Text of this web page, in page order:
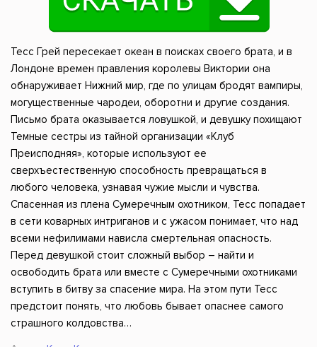
Тесс Грей пересекает океан в поисках своего брата, и в
Лондоне времен правления королевы Виктории она
обнаруживает Нижний мир, где по улицам бродят вампиры,
могущественные чародеи, оборотни и другие создания.
Письмо брата оказывается ловушкой, и девушку похищают
Темные сестры из тайной организации «Клуб
Преисподняя», которые используют ее
сверхъестественную способность превращаться в
любого человека, узнавая чужие мысли и чувства.
Спасенная из плена Сумеречным охотником, Тесс попадает
в сети коварных интриганов и с ужасом понимает, что над
всеми нефилимами нависла смертельная опасность.
Перед девушкой стоит сложный выбор – найти и
освободить брата или вместе с Сумеречными охотниками
вступить в битву за спасение мира. На этом пути Тесс
предстоит понять, что любовь бывает опаснее самого
страшного колдовства…